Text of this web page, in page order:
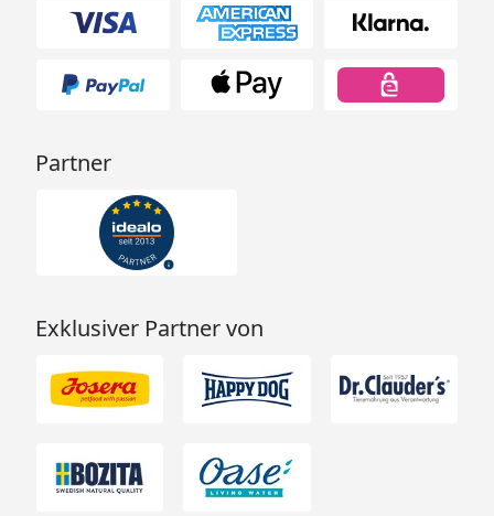
Partner
Exklusiver Partner von